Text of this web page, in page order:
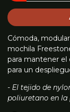
Cómoda,
mochila
para mantener el
para un
- El tejido de
poliuretano en la